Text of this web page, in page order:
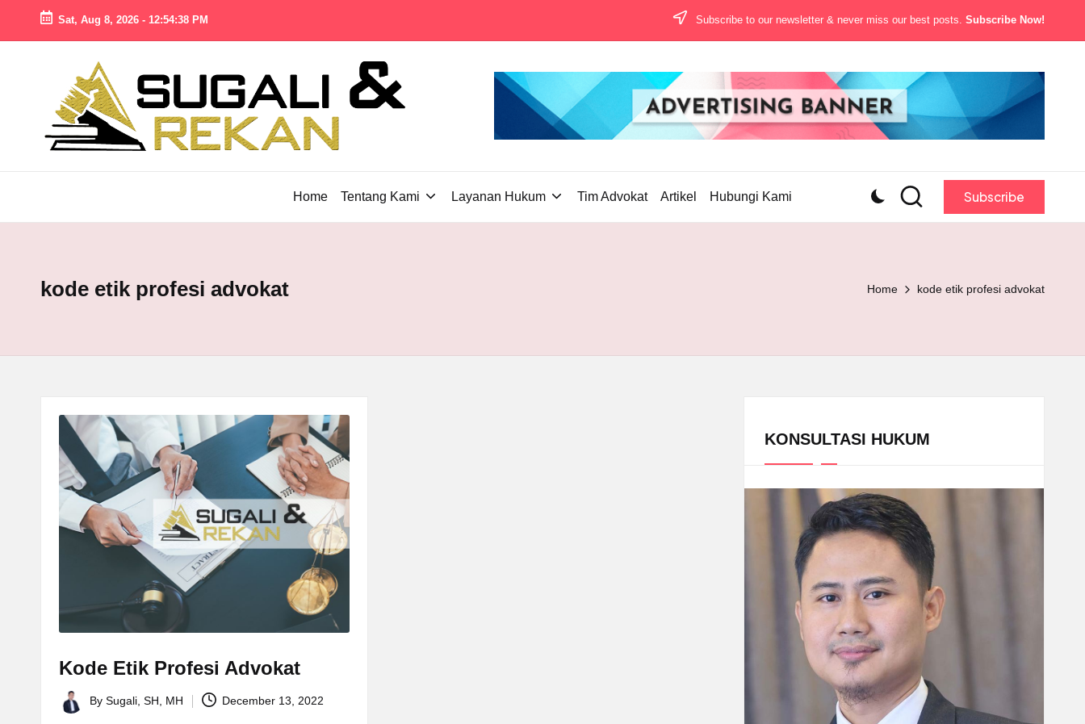
Skip
Sat, Aug 8, 2026 - 12:54:39 PM Subscribe to our newsletter & never miss our best posts. Subscribe Now!
G
A
Y
M
Pengacara
Cirebon
Profesional,
Solusi
Home
Tentang Kami Layanan Hukum Tim Advokat Artikel Hubungi Kami Subscribe
kode etik profesi advokat Home kode etik profesi advokat
Kode Etik Profesi Advokat
Posted
By Sugali, SH, MH December 13, 2022
KONSULTASI HUKUM